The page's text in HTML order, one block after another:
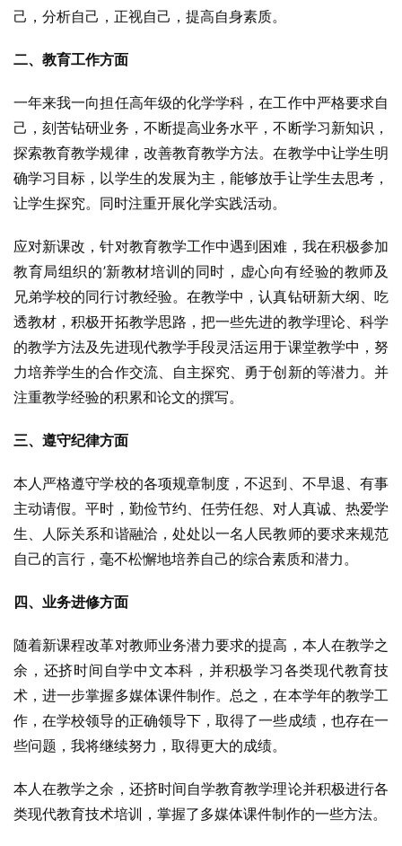
己，分析自己，正视自己，提高自身素质。
二、教育工作方面
一年来我一向担任高年级的化学学科，在工作中严格要求自
己，刻苦钻研业务，不断提高业务水平，不断学习新知识，
探索教育教学规律，改善教育教学方法。在教学中让学生明
确学习目标，以学生的发展为主，能够放手让学生去思考，
让学生探究。同时注重开展化学实践活动。
应对新课改，针对教育教学工作中遇到困难，我在积极参加
教育局组织的’新教材培训的同时，虚心向有经验的教师及
兄弟学校的同行讨教经验。在教学中，认真钻研新大纲、吃
透教材，积极开拓教学思路，把一些先进的教学理论、科学
的教学方法及先进现代教学手段灵活运用于课堂教学中，努
力培养学生的合作交流、自主探究、勇于创新的等潜力。并
注重教学经验的积累和论文的撰写。
三、遵守纪律方面
本人严格遵守学校的各项规章制度，不迟到、不早退、有事
主动请假。平时，勤俭节约、任劳任怨、对人真诚、热爱学
生、人际关系和谐融洽，处处以一名人民教师的要求来规范
自己的言行，毫不松懈地培养自己的综合素质和潜力。
四、业务进修方面
随着新课程改革对教师业务潜力要求的提高，本人在教学之
余，还挤时间自学中文本科，并积极学习各类现代教育技
术，进一步掌握多媒体课件制作。总之，在本学年的教学工
作，在学校领导的正确领导下，取得了一些成绩，也存在一
些问题，我将继续努力，取得更大的成绩。
本人在教学之余，还挤时间自学教育教学理论并积极进行各
类现代教育技术培训，掌握了多媒体课件制作的一些方法。